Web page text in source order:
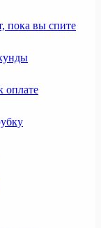
пока вы спите
оплате